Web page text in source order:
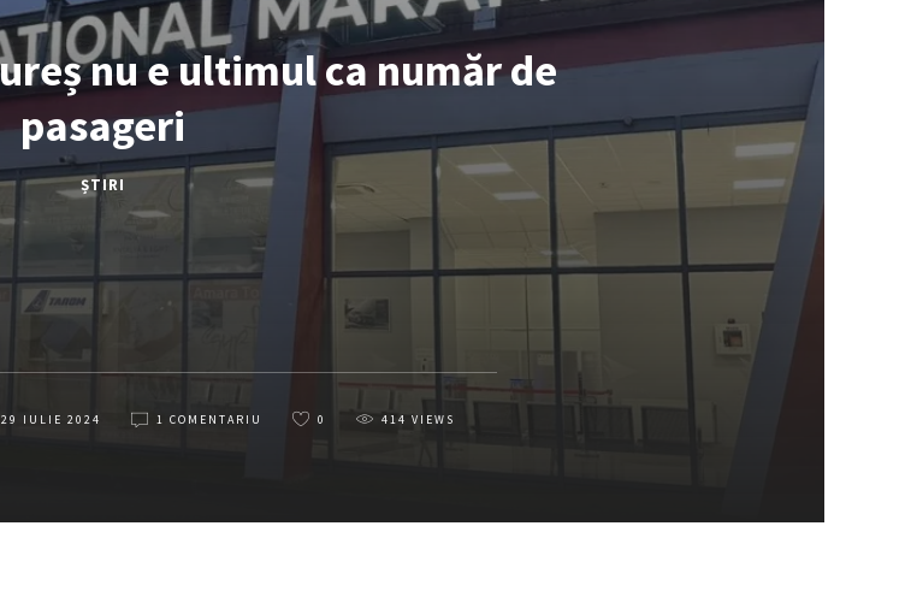
nu e ultimul ca număr de
pasageri
ȘTIRI
29 IULIE 2024 1 COMENTARIU 0 414 VIEWS